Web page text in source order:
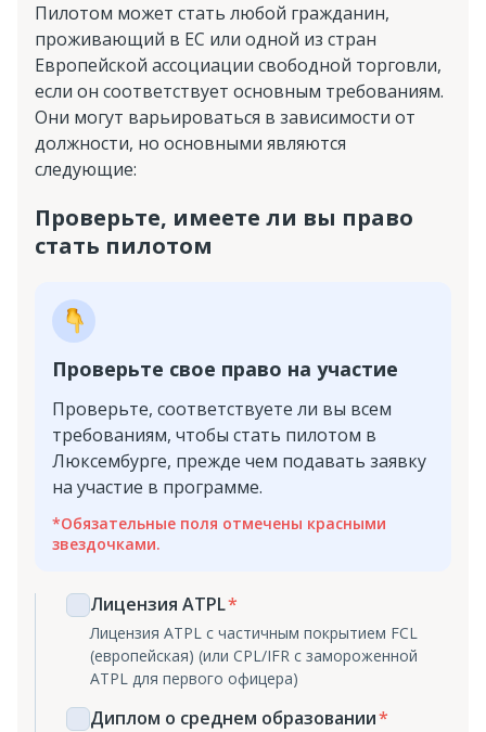
Пилотом может стать любой гражданин,
проживающий в ЕС или одной из стран
Европейской ассоциации свободной торговли,
если он соответствует основным требованиям.
Они могут варьироваться в зависимости от
должности, но основными являются
следующие:
Проверьте, имеете ли вы право
стать пилотом
Проверьте свое право на участие
Проверьте, соответствуете ли вы всем
требованиям, чтобы стать пилотом в
Люксембурге, прежде чем подавать заявку
на участие в программе.
*Обязательные поля отмечены красными
звездочками.
Лицензия ATPL
Лицензия ATPL с частичным покрытием FCL
(европейская) (или CPL/IFR с замороженной
ATPL для первого офицера)
Диплом о среднем образовании